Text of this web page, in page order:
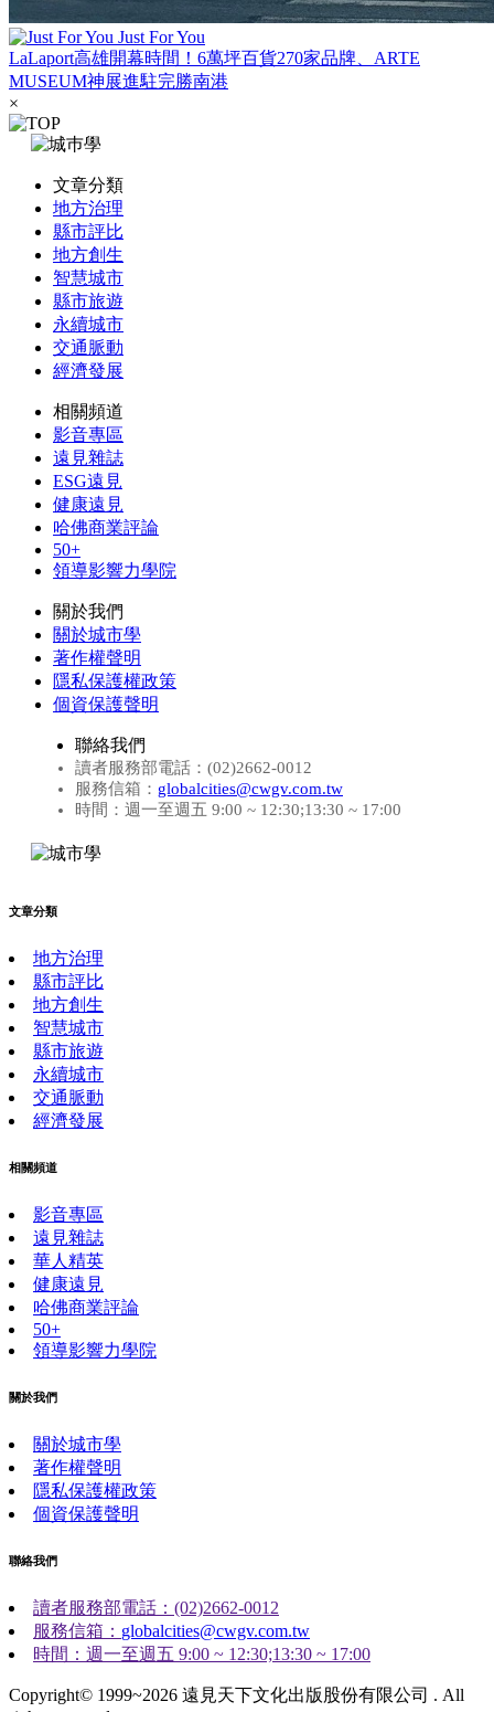
Just For You
LaLaport高雄開幕時間！6萬坪百貨270家品牌、ARTE
MUSEUM神展進駐完勝南港
×
文章分類
地方治理
縣市評比
地方創生
智慧城市
縣市旅遊
永續城市
交通脈動
經濟發展
相關頻道
影音專區
遠見雜誌
ESG遠見
健康遠見
哈佛商業評論
50+
領導影響力學院
關於我們
關於城市學
著作權聲明
隱私保護權政策
個資保護聲明
聯絡我們
讀者服務部電話：(02)2662-0012
服務信箱： globalcities@cwgv.com.tw
時間：週一至週五 9:00 ~ 12:30;13:30 ~ 17:00
文章分類
地方治理
縣市評比
地方創生
智慧城市
縣市旅遊
永續城市
交通脈動
經濟發展
相關頻道
影音專區
遠見雜誌
華人精英
健康遠見
哈佛商業評論
50+
領導影響力學院
關於我們
關於城市學
著作權聲明
隱私保護權政策
個資保護聲明
聯絡我們
讀者服務部電話：(02)2662-0012
服務信箱： globalcities@cwgv.com.tw
時間：週一至週五 9:00 ~ 12:30;13:30 ~ 17:00
Copyright© 1999~2026 遠見天下文化出版股份有限公司 . All